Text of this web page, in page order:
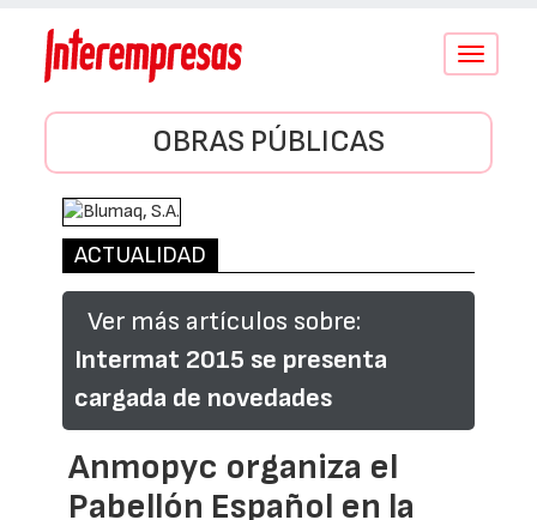
Conmutar
OBRAS PÚBLICAS
ACTUALIDAD
Ver más artículos sobre:
Intermat 2015 se presenta
cargada de novedades
Anmopyc organiza el
Pabellón Español en la